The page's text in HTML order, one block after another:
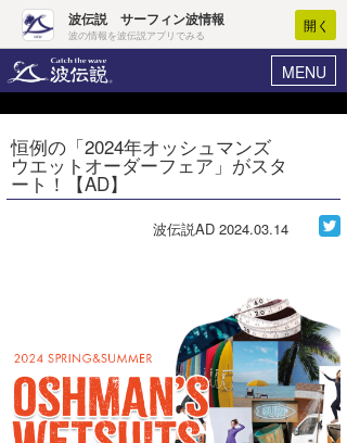
波伝説 サーフィン波情報
波の情報を波伝説アプリでみる
開く
MENU
ヘルプ マイホーム
ログイン
ニュース
サーフィンエリアガイド
恒例の「2024年オッシュマンズ
ウエットオーダーフェア」がスタ
ート！【AD】
波伝説AD 2024.03.14
Core Surf Japan
コンテスト
ファッション/グッズ
トラベル
ショップ情報